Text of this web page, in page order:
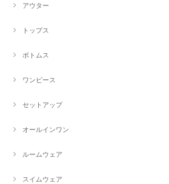
アウター
トップス
ボトムス
ワンピース
セットアップ
オールインワン
ルームウェア
スイムウェア